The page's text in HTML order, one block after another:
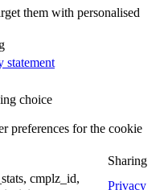
them with personalised
statement
choice
preferences for the cookie
Sharing
cmplz_id,
Privacy